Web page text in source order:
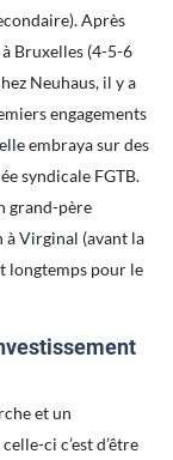
Après
à Bruxelles (4-5-6
Neuhaus, il y a
engagements
embraya sur des
syndicale FGTB.
grand-père
à Virginal (avant la
longtemps pour le
et un
ci c’est d’être